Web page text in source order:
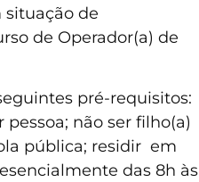
situação de
de Operador(a) de
pré-requisitos:
não ser filho(a)
pública; residir em
das 8h às